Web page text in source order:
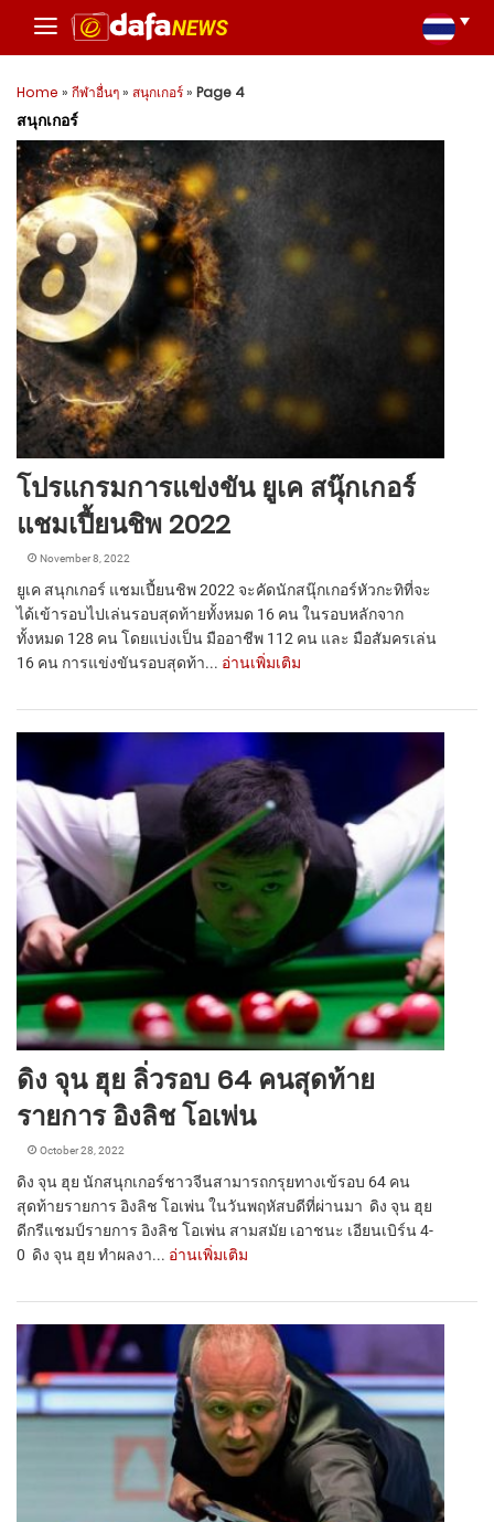
Home » กีฬาอื่นๆ» สนุกเกอร์» Page 4
สนุกเกอร์
โปรแกรมการแข่งขัน ยูเค สนุ๊กเกอร์
แชมเปี้ยนชิพ 2022
November 8, 2022
ยูเค สนุกเกอร์ แชมเปี้ยนชิพ 2022 จะคัดนักสนุ๊กเกอร์หัวกะทิที่จะ
ได้เข้ารอบไปเล่นรอบสุดท้ายทั้งหมด 16 คน ในรอบหลักจาก
ทั้งหมด 128 คน โดยแบ่งเป็น มืออาชีพ 112 คน และ มือสัมครเล่น
16 คน การแข่งขันรอบสุดท้า... อ่านเพิ่มเติม
ดิง จุน ฮุย ลิ่วรอบ 64 คนสุดท้าย
รายการ อิงลิช โอเพ่น
October 28, 2022
ดิง จุน ฮุย นักสนุกเกอร์ชาวจีนสามารถกรุยทางเข้รอบ 64 คน
สุดท้ายรายการ อิงลิช โอเพ่น ในวันพฤหัสบดีที่ผ่านมา ดิง จุน ฮุย
ดีกรีแชมป์รายการ อิงลิช โอเพ่น สามสมัย เอาชนะ เอียนเบิร์น 4-
0 ดิง จุน ฮุย ทำผลงา... อ่านเพิ่มเติม